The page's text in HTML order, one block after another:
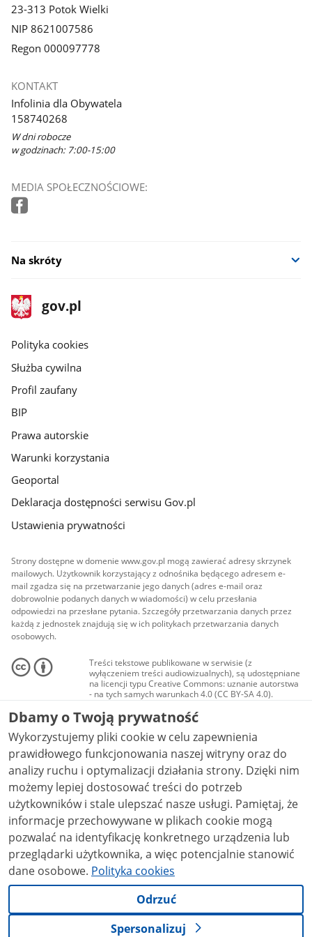
23-313 Potok Wielki
NIP 8621007586
Regon 000097778
KONTAKT
Infolinia dla Obywatela
158740268
W dni robocze
w godzinach: 7:00-15:00
MEDIA SPOŁECZNOŚCIOWE:
Na skróty
stopka
gov.pl
Strona
gov.pl
gov.pl
Polityka cookies
Służba cywilna
Profil zaufany
BIP
Prawa autorskie
Warunki korzystania
Geoportal
Deklaracja dostępności serwisu Gov.pl
Ustawienia prywatności
Strony dostępne w domenie www.gov.pl mogą zawierać adresy skrzynek
mailowych. Użytkownik korzystający z odnośnika będącego adresem e-
mail zgadza się na przetwarzanie jego danych (adres e-mail oraz
dobrowolnie podanych danych w wiadomości) w celu przesłania
odpowiedzi na przesłane pytania. Szczegóły przetwarzania danych przez
każdą z jednostek znajdują się w ich politykach przetwarzania danych
osobowych.
Treści tekstowe publikowane w serwisie (z
wyłączeniem treści audiowizualnych), są udostępniane
na licencji typu Creative Commons: uznanie autorstwa
- na tych samych warunkach 4.0 (CC BY-SA 4.0).
Materiały audiowizualne, w tym zdjęcia, materiały
audio i wideo, są udostępniane na licencji typu
Creative Commons: uznanie autorstwa użycie
niekomercyjne - bez utworów zależnych 4.0 (CC BY-
NC-ND 4.0), o ile nie jest to stwierdzone inaczej.
Dbamy o Twoją prywatność
Wykorzystujemy pliki cookie w celu zapewnienia
prawidłowego funkcjonowania naszej witryny oraz do
analizy ruchu i optymalizacji działania strony. Dzięki nim
możemy lepiej dostosować treści do potrzeb
użytkowników i stale ulepszać nasze usługi. Pamiętaj, że
informacje przechowywane w plikach cookie mogą
pozwalać na identyfikację konkretnego urządzenia lub
przeglądarki użytkownika, a więc potencjalnie stanowić
dane osobowe. Polityka cookies
Odrzuć
Spersonalizuj